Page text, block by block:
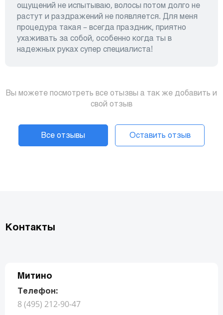
ощущений не испытываю, волосы потом долго не
растут и раздражений не появляется. Для меня
процедура такая – всегда праздник, приятно
ухаживать за собой, особенно когда ты в
надежных руках супер специалиста!
Вы можете посмотреть все отызвы а так же добавить и
свой отзыв
Все отзывы Оставить отзыв
Контакты
Митино
Телефон:
8 (495) 212-90-47